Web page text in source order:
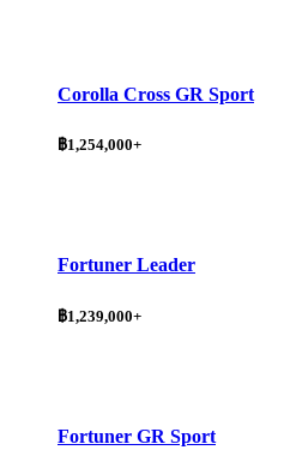
Corolla Cross GR Sport
฿1,254,000+
Fortuner Leader
฿1,239,000+
Fortuner GR Sport